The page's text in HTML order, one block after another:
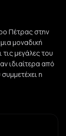
Πέτρας στην
μοναδική
μεγάλες του
ιδιαίτερα από
η